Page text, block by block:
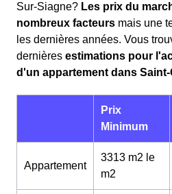
Sur-Siagne? Les prix du
nombreux facteurs mais une
les dernières années. Vous
dernières estimations pour
d'un appartement dans
Prix
Minimum
Appartement
3313 m2 le
m2